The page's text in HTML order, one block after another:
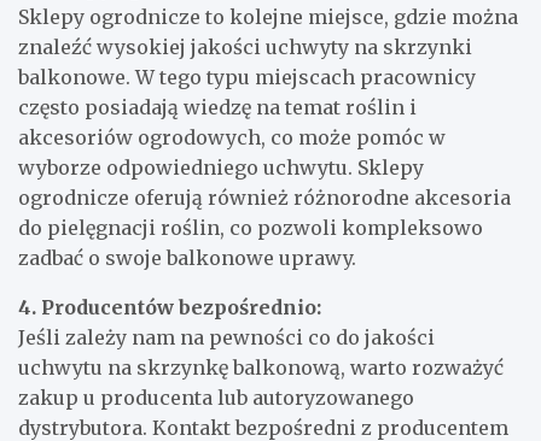
Sklepy ogrodnicze to kolejne miejsce, gdzie można
znaleźć wysokiej jakości uchwyty na skrzynki
balkonowe. W tego typu miejscach pracownicy
często posiadają wiedzę na temat roślin i
akcesoriów ogrodowych, co może pomóc w
wyborze odpowiedniego uchwytu. Sklepy
ogrodnicze oferują również różnorodne akcesoria
do pielęgnacji roślin, co pozwoli kompleksowo
zadbać o swoje balkonowe uprawy.
4. Producentów bezpośrednio:
Jeśli zależy nam na pewności co do jakości
uchwytu na skrzynkę balkonową, warto rozważyć
zakup u producenta lub autoryzowanego
dystrybutora. Kontakt bezpośredni z producentem